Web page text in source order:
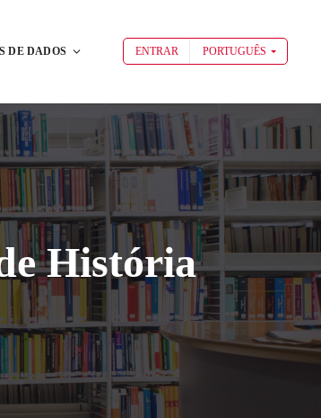
DE DADOS ENTRAR PORTUGUÊS
História